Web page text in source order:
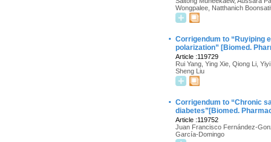
Wongpalee, Natthanich
· Corrigendum to “Ruyiping
polarization” [Biomed.
Article :119729
Rui Yang, Ying Xie, Qiong Li,
Sheng Liu
· Corrigendum to “Chronic
diabetes”[Biomed.
Article :119752
Juan Francisco Fernández-
García-Domingo